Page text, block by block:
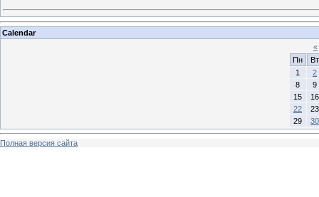
Calendar
«
Пн
Вт
1
2
8
9
15
16
22
23
29
30
Полная версия сайта